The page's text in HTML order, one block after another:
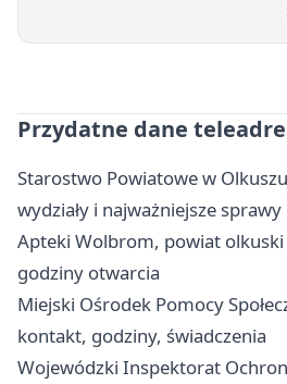
Przydatne dane
Starostwo Powiatowe w
wydziały i najważniejsze sprawy
Apteki Wolbrom, powiat olkuski
godziny otwarcia
Miejski Ośrodek Pomocy
kontakt, godziny, świadczenia
Wojewódzki Inspektorat